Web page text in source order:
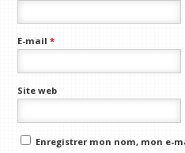
E-mail*
Site web
Enregistrer mon nom, mon e-